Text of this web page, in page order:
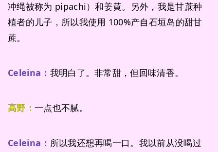
冲绳被称为 pipachi）和姜黄。另外，我是甘蔗种
植者的儿子，所以我使用 100%产自石垣岛的甜甘
蔗。
Celeina： 我明白了。非常甜，但回味清香。
高野： 一点也不腻。
Celeina： 所以我还想再喝一口。我以前从没喝过